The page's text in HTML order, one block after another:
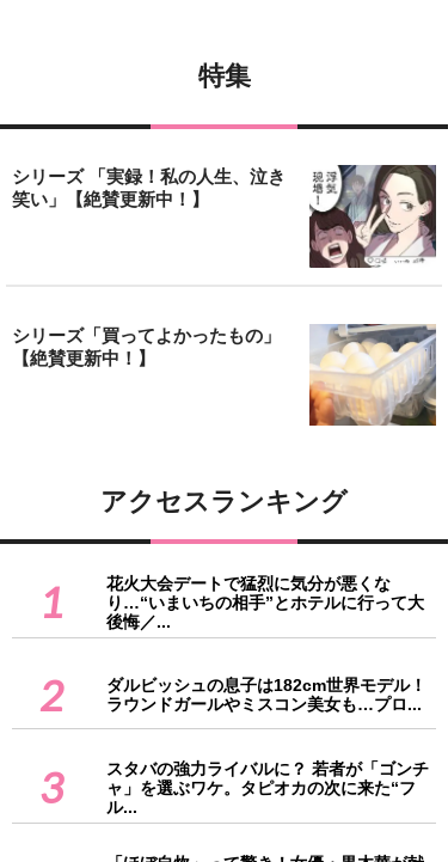
特集
シリーズ 「実録！私の人生、泣き
笑い」【絶賛更新中！】
シリーズ「買ってよかったもの」
【絶賛更新中！】
アクセスランキング
1
花火大会デートで猛烈に気分が悪くな
り…“いまいちの相手”とホテルに行って大
後悔／...
2
ダルビッシュの息子は182cm世界モデル！
ラウンドガールやミスコン美女も…プロ...
3
スタバの強力ライバルに？ 若者が「ゴンチ
ャ」を選ぶワケ。タピオカの次に来た“フ
ル...